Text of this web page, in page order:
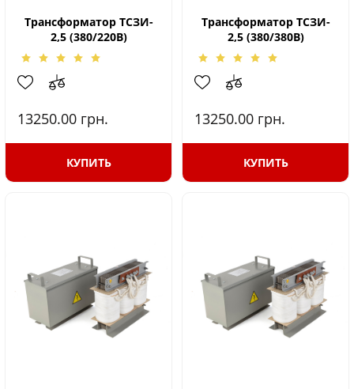
Трансформатор ТСЗИ-
2,5 (380/220В)
13250.00 грн.
КУПИТЬ
Трансформатор ТСЗИ-
2,5 (380/380В)
13250.00 грн.
КУПИТЬ